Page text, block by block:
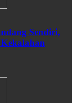
Sendiri,